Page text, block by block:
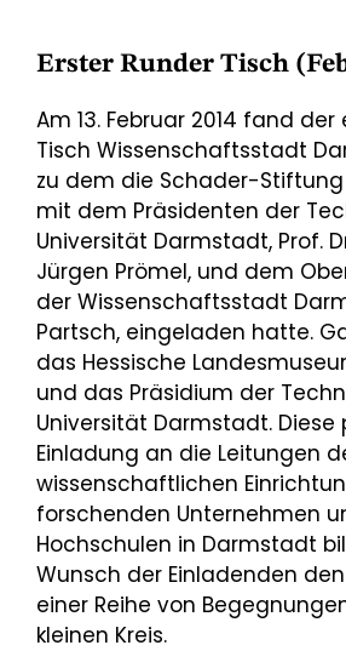
Erster Runder Tisch
Am 13. Februar 2014 fand der
Tisch Wissenschaftsstadt
zu dem die Schader-
mit dem Präsidenten der
Universität Darmstadt, Prof.
Jürgen Prömel, und dem
der Wissenschaftsstadt
Partsch, eingeladen hatte.
das Hessische
und das Präsidium der
Universität Darmstadt. Diese
Einladung an die Leitungen
wissenschaftlichen
forschenden Unternehmen
Hochschulen in Darmstadt
Wunsch der Einladenden
einer Reihe von
kleinen Kreis.